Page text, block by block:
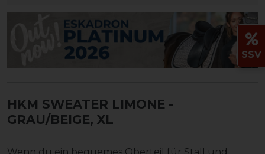
HKM SWEATER LIMONE -
GRAU/BEIGE, XL
Wenn du ein bequemes Oberteil für Stall und
SSV